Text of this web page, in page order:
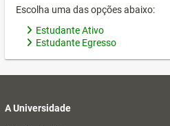
Escolha uma das opções abaixo:
Estudante Ativo
Estudante Egresso
A Universidade